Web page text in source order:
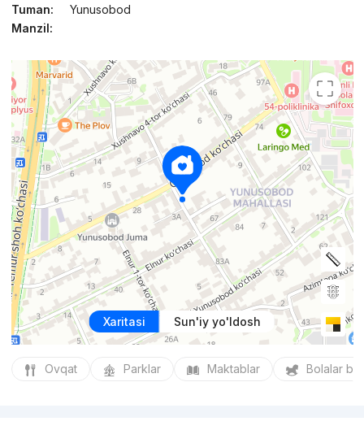
Tuman:
Yunusobod
Manzil:
Xaritasi Sun'iy yo'ldosh
Ovqat Parklar Maktablar Bolalar